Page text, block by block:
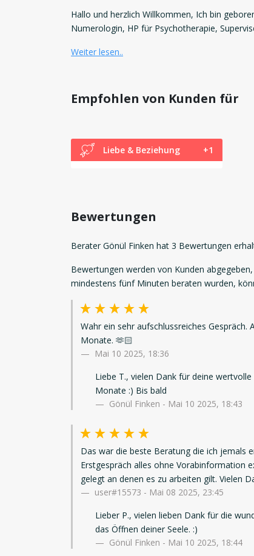
Hallo und herzlich Willkommen, Ich bin
Numerologin, HP für Psychotherapie,
Weiter lesen..
Empfohlen von Kunden für
Liebe & Beziehung +1
Bewertungen
Berater Gönül Finken hat 3 Bewertungen
Bewertungen werden von Kunden
mindestens fünf Minuten beraten wurden,
Wahr ein sehr aufschlussreiches
Monate. 🫶🏻
Mai 10 2025, 18:36
Liebe T., vielen Dank für deine
Monate :) Bis bald
Gönül Finken - Mai 10 2025, 18:43
Das war die beste Beratung die ich jemals
Erstgespräch alles ohne Vorabinformation
gelegt an denen es zu arbeiten gilt. Vielen
user#15573 - Mai 08 2025, 23:45
Lieber P., vielen lieben Dank für die
das Öffnen deiner Seele. :)
Gönül Finken - Mai 10 2025, 18:44